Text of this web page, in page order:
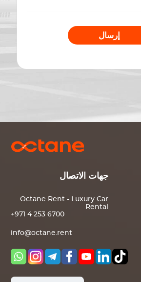
إرسال
جهات الاتصال
Octane Rent - Luxury Car
Rental
+971 4 253 6700
info@octane.rent